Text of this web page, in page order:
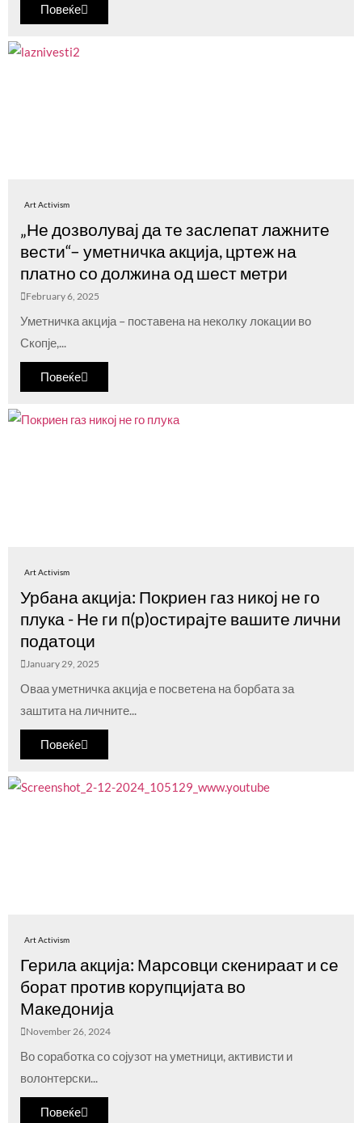
Повеќе
Art Activism
„Не дозволувај да те заслепат лажните
вести“– уметничка акција, цртеж на
платно со должина од шест метри
February 6, 2025
Уметничка акција – поставена на неколку локации во
Скопје,...
Повеќе
Art Activism
Урбана акција: Покриен газ никој не го
плука - Не ги п(р)остирајте вашите лични
податоци
January 29, 2025
Оваа уметничка акција е посветена на борбата за
заштита на личните...
Повеќе
Art Activism
Герила акција: Марсовци скенираат и се
борат против корупцијата во
Македонија
November 26, 2024
Во соработка со сојузот на уметници, активисти и
волонтерски...
Повеќе